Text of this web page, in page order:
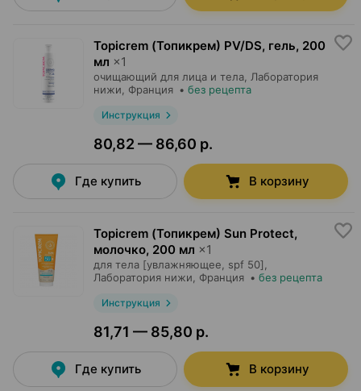
Topicrem (Топикрем) PV/DS, гель, 200
мл ×1
очищающий для лица и тела, Лаборатория
нижи , Франция • без рецепта
Инструкция
80,82 — 86,60 р.
Где купить В корзину
Topicrem (Топикрем) Sun Protect,
молочко, 200 мл ×1
для тела [увлажняющее, spf 50],
Лаборатория нижи , Франция • без рецепта
Инструкция
81,71 — 85,80 р.
Где купить В корзину